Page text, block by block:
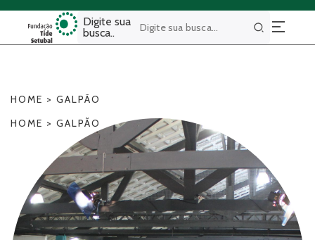
Digite sua
busca..
Buscar
HOME > GALPÃO
HOME > GALPÃO